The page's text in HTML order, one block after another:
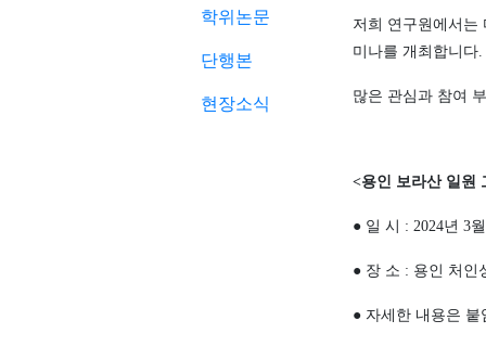
학위논문
단행본
현장소식
저희 연구원에서는
미나를 개최합니다.
많은 관심과 참여
<용인 보라산 일원
● 일 시 : 2024년 3
● 장 소 : 용인 처인
● 자세한 내용은